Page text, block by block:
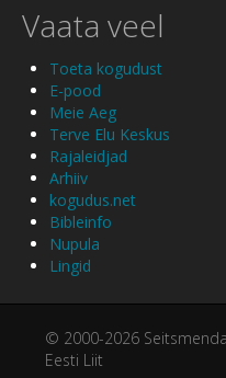
Vaata veel
Toeta kogudust
E-pood
Meie Aeg
Terve Elu Keskus
Rajaleidjad
Arhiiv
kogudus.net
Bibleinfo
Nupula
Lingid
© 2000-2026
Eesti Liit